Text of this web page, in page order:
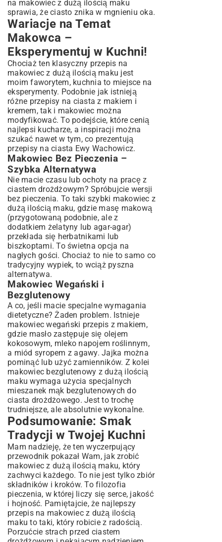
na makowiec z dużą ilością maku
sprawia, że ciasto znika w mgnieniu oka.
Wariacje na Temat
Makowca –
Eksperymentuj w Kuchni!
Chociaż ten klasyczny przepis na
makowiec z dużą ilością maku jest
moim faworytem, kuchnia to miejsce na
eksperymenty. Podobnie jak istnieją
różne przepisy na ciasta z makiem i
kremem, tak i makowiec można
modyfikować. To podejście, które cenią
najlepsi kucharze, a inspiracji można
szukać nawet w tym, co prezentują
przepisy na ciasta Ewy Wachowicz.
Makowiec Bez Pieczenia –
Szybka Alternatywa
Nie macie czasu lub ochoty na pracę z
ciastem drożdżowym? Spróbujcie wersji
bez pieczenia. To taki szybki makowiec z
dużą ilością maku, gdzie masę makową
(przygotowaną podobnie, ale z
dodatkiem żelatyny lub agar-agar)
przekłada się herbatnikami lub
biszkoptami. To świetna opcja na
nagłych gości. Chociaż to nie to samo co
tradycyjny wypiek, to wciąż pyszna
alternatywa.
Makowiec Wegański i
Bezglutenowy
A co, jeśli macie specjalne wymagania
dietetyczne? Żaden problem. Istnieje
makowiec wegański przepis z makiem,
gdzie masło zastępuje się olejem
kokosowym, mleko napojem roślinnym,
a miód syropem z agawy. Jajka można
pominąć lub użyć zamienników. Z kolei
makowiec bezglutenowy z dużą ilością
maku wymaga użycia specjalnych
mieszanek mąk bezglutenowych do
ciasta drożdżowego. Jest to trochę
trudniejsze, ale absolutnie wykonalne.
Podsumowanie: Smak
Tradycji w Twojej Kuchni
Mam nadzieję, że ten wyczerpujący
przewodnik pokazał Wam, jak zrobić
makowiec z dużą ilością maku, który
zachwyci każdego. To nie jest tylko zbiór
składników i kroków. To filozofia
pieczenia, w której liczy się serce, jakość
i hojność. Pamiętajcie, że najlepszy
przepis na makowiec z dużą ilością
maku to taki, który robicie z radością.
Porzućcie strach przed ciastem